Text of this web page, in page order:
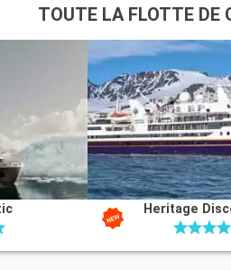
TOUTE LA FLOTTE DE
Heritage